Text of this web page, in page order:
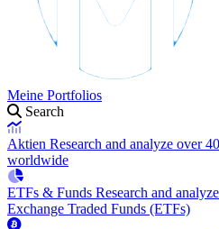
Meine Portfolios
Search
Aktien Research and analyze over
worldwide
ETFs & Funds Research and
Exchange Traded Funds (ETFs)